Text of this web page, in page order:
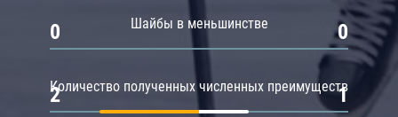
Шайбы в меньшинстве
0 0
Количество полученных численных преимуществ
2 1